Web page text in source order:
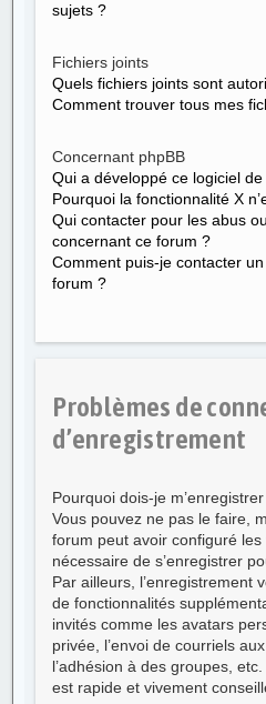
sujets ?
Fichiers joints
Quels fichiers joints sont
Comment trouver tous mes
Concernant phpBB
Qui a développé ce logiciel
Pourquoi la fonctionnalité X
Qui contacter pour les abus
concernant ce forum ?
Comment puis-je contacter
forum ?
Problèmes de
d’enregistrement
Pourquoi dois-je
Vous pouvez ne pas le faire,
forum peut avoir configuré les
nécessaire de s’enregistrer
Par ailleurs, l’enregistrement
de fonctionnalités
invités comme les avatars
privée, l’envoi de courriels
l’adhésion à des groupes,
est rapide et vivement